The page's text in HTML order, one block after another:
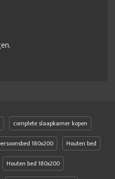
complete slaapkamer kopen
180x200
Houten bed
Houten bed 180x200